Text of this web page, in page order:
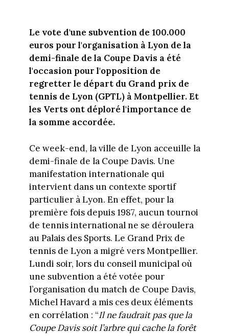
Le vote d'une subvention de 100.000
euros pour l'organisation à Lyon de la
demi-finale de la Coupe Davis a été
l'occasion pour l'opposition de
regretter le départ du Grand prix de
tennis de Lyon (GPTL) à Montpellier. Et
les Verts ont déploré l'importance de
la somme accordée.
Ce week-end, la ville de Lyon acceuille la
demi-finale de la Coupe Davis. Une
manifestation internationale qui
intervient dans un contexte sportif
particulier à Lyon. En effet, pour la
première fois depuis 1987, aucun tournoi
de tennis international ne se déroulera
au Palais des Sports. Le Grand Prix de
tennis de Lyon a migré vers Montpellier.
Lundi soir, lors du conseil municipal où
une subvention a été votée pour
l’organisation du match de Coupe Davis,
Michel Havard a mis ces deux éléments
en corrélation : “Il ne faudrait pas que la
Coupe Davis soit l’arbre qui cache la forêt